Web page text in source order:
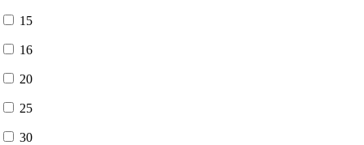
15
16
20
25
30